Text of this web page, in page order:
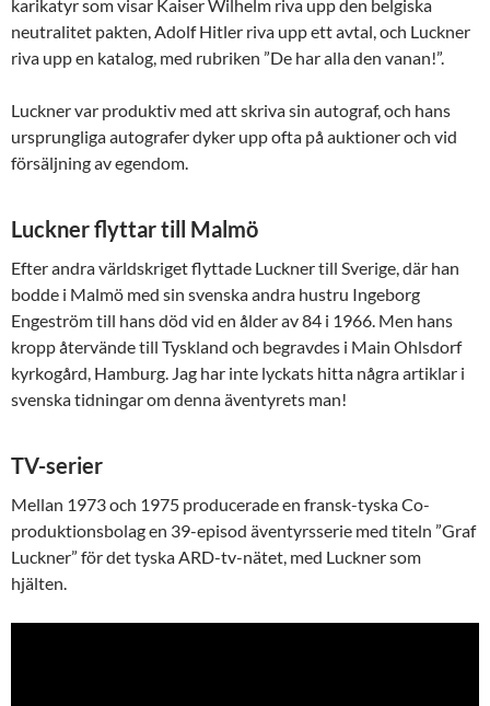
karikatyr som visar Kaiser Wilhelm riva upp den belgiska
neutralitet pakten, Adolf Hitler riva upp ett avtal, och Luckner
riva upp en katalog, med rubriken ”De har alla den vanan!”.
Luckner var produktiv med att skriva sin autograf, och hans
ursprungliga autografer dyker upp ofta på auktioner och vid
försäljning av egendom.
Luckner flyttar till Malmö
Efter andra världskriget flyttade Luckner till Sverige, där han
bodde i Malmö med sin svenska andra hustru Ingeborg
Engeström till hans död vid en ålder av 84 i 1966. Men hans
kropp återvände till Tyskland och begravdes i Main Ohlsdorf
kyrkogård, Hamburg. Jag har inte lyckats hitta några artiklar i
svenska tidningar om denna äventyrets man!
TV-serier
Mellan 1973 och 1975 producerade en fransk-tyska Co-
produktionsbolag en 39-episod äventyrsserie med titeln ”Graf
Luckner” för det tyska ARD-tv-nätet, med Luckner som
hjälten.